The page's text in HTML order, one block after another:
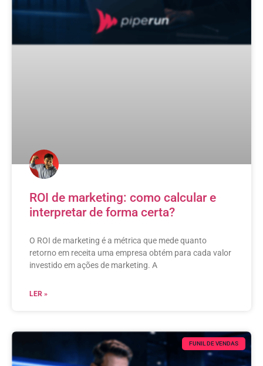
ROI de marketing: como calcular e
interpretar de forma certa?
O ROI de marketing é a métrica que mede quanto
retorno em receita uma empresa obtém para cada valor
investido em ações de marketing. A
LER »
FUNIL DE VENDAS